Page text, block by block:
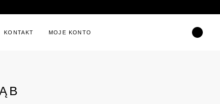
KONTAKT MOJE KONTO